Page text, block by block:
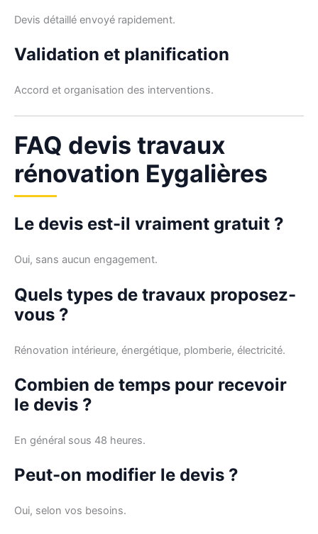
Devis détaillé envoyé rapidement.
Validation et planification
Accord et organisation des interventions.
FAQ devis travaux
rénovation Eygalières
Le devis est-il vraiment gratuit ?
Oui, sans aucun engagement.
Quels types de travaux proposez-
vous ?
Rénovation intérieure, énergétique, plomberie, électricité.
Combien de temps pour recevoir
le devis ?
En général sous 48 heures.
Peut-on modifier le devis ?
Oui, selon vos besoins.